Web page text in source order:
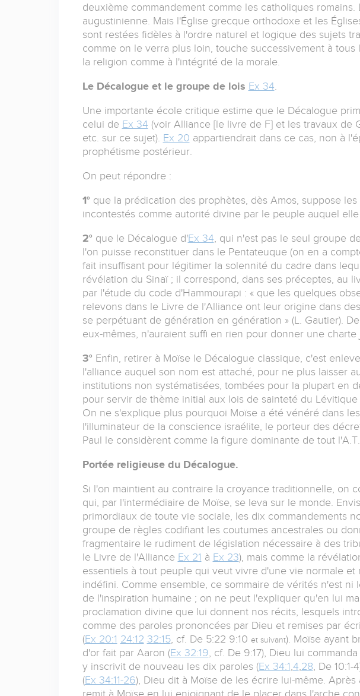
deuxième commandement comme les catholiques
augustinienne. Mais l'Église grecque orthodoxe et les
sont restées fidèles à l'ordre naturel et logique des sujets
comme on le verra plus loin, touche successivement à
la religion comme à l'intégrité de la morale.
Le Décalogue et le groupe de lois Ex 34
Une importante école critique estime que le Décalogue
celui de Ex 34 (voir Alliance [le livre de F] et les travaux de
etc. sur ce sujet). Ex 20 appartiendrait dans ce cas, non à
prophétisme postérieur.
On peut répondre :
1° que la prédication des prophètes, dès Amos, suppose
incontestés comme autorité divine par le peuple auquel elle
2° que le Décalogue d'Ex 34 , qui n'est pas le seul groupe
l'on puisse reconstituer dans le Pentateuque (on en a
fait insuffisant pour légitimer la solennité du cadre dans
révélation du Sinaï ; il correspond, dans ses préceptes, au
par l'étude du code d'Hammourapi : « que les quelques
relevons dans le Livre de l'Alliance ont leur origine dans
se perpétuant de génération en génération » (L. Gautier).
eux-mêmes, n'auraient suffi en rien pour donner une
3° Enfin, retirer à Moïse le Décalogue classique, c'est
l'alliance auquel son nom est attaché, pour ne plus laisser
institutions non systématisées, tombées pour la plupart en
pour servir de thème initial aux lois de sainteté du
On ne s'explique plus pourquoi Moïse a été vénéré dans
l'illuminateur de la conscience israélite, le porteur des
Paul le considèrent comme la figure dominante de tout l'A.T.
Portée religieuse du Décalogue.
Si l'on maintient au contraire la croyance traditionnelle, on
qui, par l'intermédiaire de Moïse, se leva sur le monde.
primordiaux de toute vie sociale, les dix commandements
groupe de règles codifiant les coutumes ancestrales ou
fragmentaire le rudiment de législation nécessaire à des
le Livre de l'Alliance Ex 21 à Ex 23), mais comme la
essentiels à tout peuple qui veut vivre d'une vie normale et
indéfini. Comme ensemble, ce sommaire de vérités n'est
de l'inspiration humaine ; on ne peut l'expliquer qu'en lui
proclamation divine que lui donnent nos récits, lesquels
comme des paroles prononcées par Dieu et remises par
(Ex 20:1 24:12 32:15, cf. De 5:22 9:10 et suivant). Moïse ayant
d'or fait par Aaron (Ex 32:19 , cf. De 9:17), Dieu lui
y inscrivit de nouveau les dix paroles (Ex 34:1 4 28 , De
(Ex 34:11-26), Dieu dit à Moïse de les écrire lui-même.
remit à Moïse en lui enjoignant de le placer dans l'arche